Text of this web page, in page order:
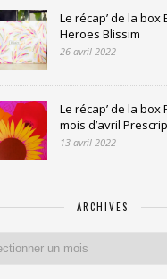
Le récap’ de la box
Heroes Blissim
26 avril 2022
Le récap’ de la
mois d’avril
13 avril 2022
ARCHIVES